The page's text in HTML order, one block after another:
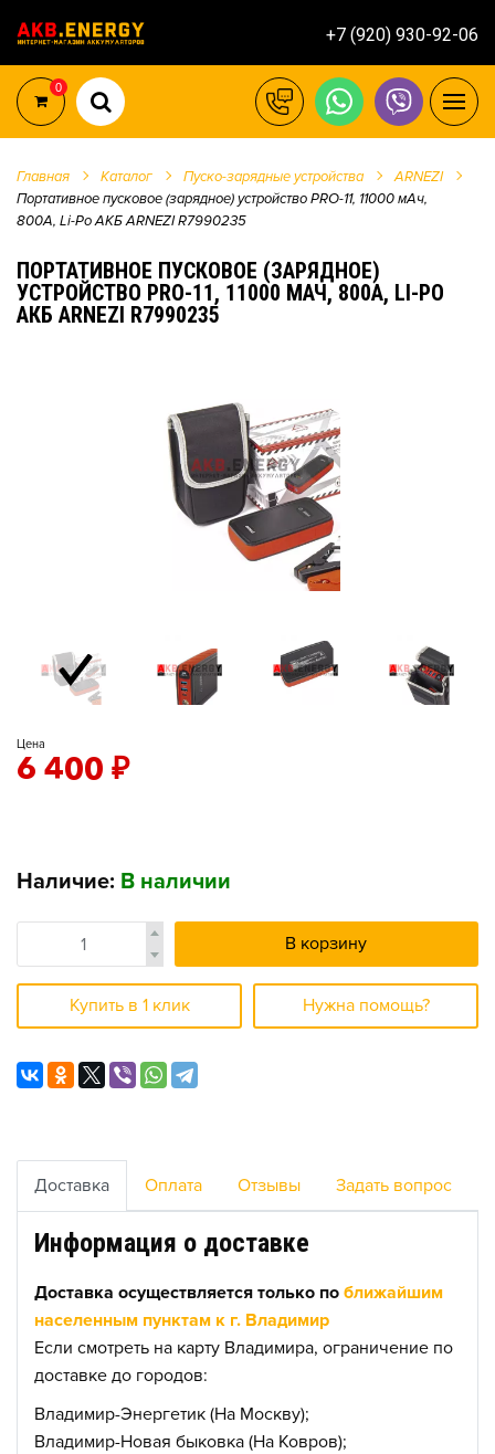
+7 (920) 930-92-06
0
Главная Каталог Пуско-зарядные устройства
ARNEZI
Портативное пусковое (зарядное) устройство PRO-11, 11000 мАч,
800А, Li-Po АКБ ARNEZI R7990235
ПОРТАТИВНОЕ ПУСКОВОЕ (ЗАРЯДНОЕ)
УСТРОЙСТВО PRO-11, 11000 МАЧ, 800А, LI-PO
АКБ ARNEZI R7990235
Цена
6 400 ₽
Наличие: В наличии
В корзину
Купить в 1 клик Нужна помощь?
Доставка Оплата Отзывы Задать вопрос
Информация о доставке
Доставка осуществляется только по ближайшим
населенным пунктам к г. Владимир
Если смотреть на карту Владимира, ограничение по
доставке до городов:
Владимир-Энергетик (На Москву);
Владимир-Новая быковка (На Ковров);